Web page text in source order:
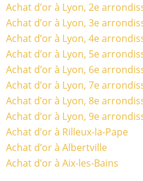
Achat d’or à Lyon, 2e
Achat d’or à Lyon, 3e
Achat d’or à Lyon, 4e
Achat d’or à Lyon, 5e
Achat d’or à Lyon, 6e
Achat d’or à Lyon, 7e
Achat d’or à Lyon, 8e
Achat d’or à Lyon, 9e
Achat d’or à Rilleux-la-Pape
Achat d’or à Albertville
Achat d’or à Aix-les-Bains